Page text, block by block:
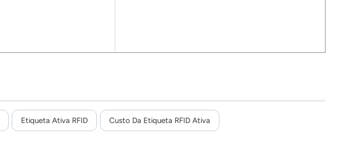
Etiqueta Ativa RFID Custo Da Etiqueta RFID Ativa